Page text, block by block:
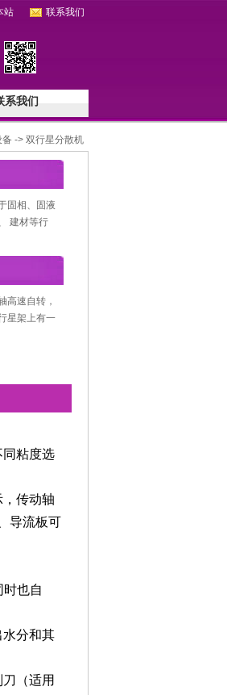
站 联系我们
系我们
备 -> 双行星分散机
固相、固液
建材等行
高速自转，
星架上有一
同粘度选
传动轴
导流板可
也自
水分和其
（适用